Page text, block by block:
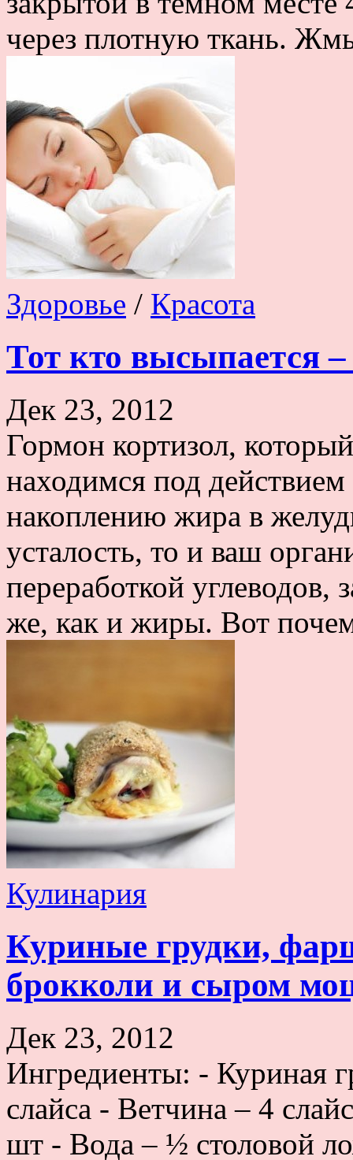
через плотную ткань.
Здоровье / Красота
Тот кто высыпается –
Дек 23, 2012
Гормон кортизол,
находимся под действием
накоплению жира в
усталость, то и ваш
переработкой углеводов,
же, как и жиры. Вот
Кулинария
Куриные грудки,
брокколи и сыром
Дек 23, 2012
Ингредиенты: - Куриная
слайса - Ветчина – 4
шт - Вода – ½ столовой